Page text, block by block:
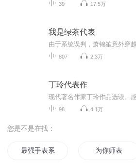
39 17.5万
我是绿茶代表
807 2.3万
丁玲代表作
98 4.1万
您是不是在找：
最强手表系统 为你师表